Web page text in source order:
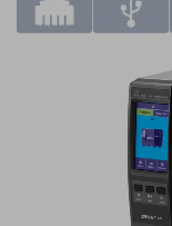
Ende
der
the